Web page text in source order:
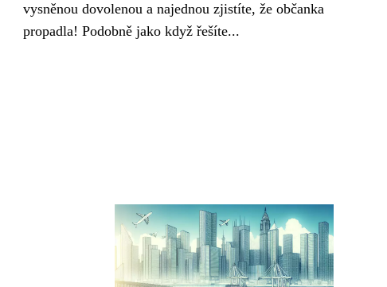
vysněnou dovolenou a najednou zjistíte, že občanka
propadla! Podobně jako když řešíte...